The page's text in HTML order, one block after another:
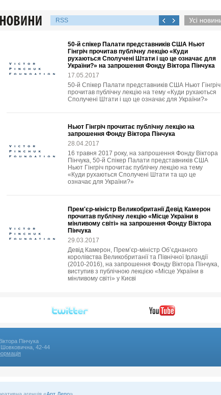
RSS
50-й спікер Палати представників США Ньют
Гінгріч прочитав публічну лекцію «Куди
рухаються Сполучені Штати і що це означає для
України?» на запрошення Фонду Віктора Пінчука
17.05.2017
50-й Спікер Палати представників США Ньют Гінгріч
прочитав публічну лекцію на тему «Куди рухаються
Сполучені Штати і що це означає для України?»
Ньют Гінгріч прочитає публічну лекцію на
запрошення Фонду Віктора Пінчука
28.04.2017
16 травня 2017 року, на запрошення Фонду Віктора
Пінчука, 50-й Спікер Палати представників США
Ньют Гінгріч прочитає публічну лекцію на тему
«Куди рухаються Сполучені Штати та що це
означає для України?»
Прем'єр-міністр Великобританії Девід Камерон
прочитав публічну лекцію «Місце України в
мінливому світі» на запрошення Фонду Віктора
Пінчука
29.03.2017
Девід Камерон, Прем’єр-міністр Об’єднаного
королівства Великобританії та Північної Ірландії
(2010-2016), на запрошення Фонду Віктора Пінчука,
виступив з публічною лекцією «Місце України в
мінливому світі» у Києві
Пінчука
Шовковична, 42-44